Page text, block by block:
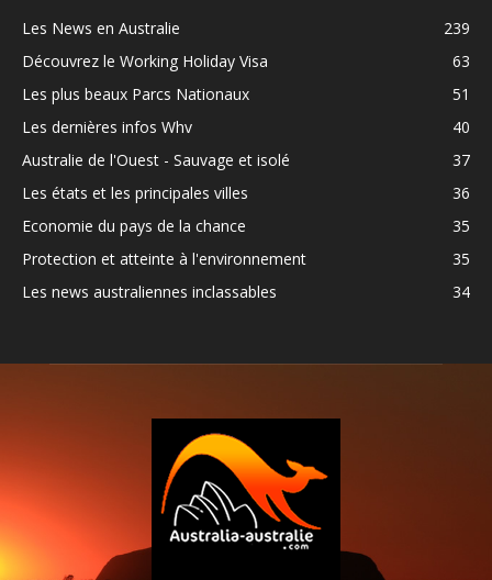
Les News en Australie
239
Découvrez le Working Holiday Visa
63
Les plus beaux Parcs Nationaux
51
Les dernières infos Whv
40
Australie de l'Ouest - Sauvage et isolé
37
Les états et les principales villes
36
Economie du pays de la chance
35
Protection et atteinte à l'environnement
35
Les news australiennes inclassables
34